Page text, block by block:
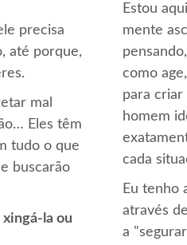
precisa
até porque,
mal
Eles têm
tudo o que
buscarão
la ou
Estou
mente
como
para
homem
cada
Eu tenho
através
a